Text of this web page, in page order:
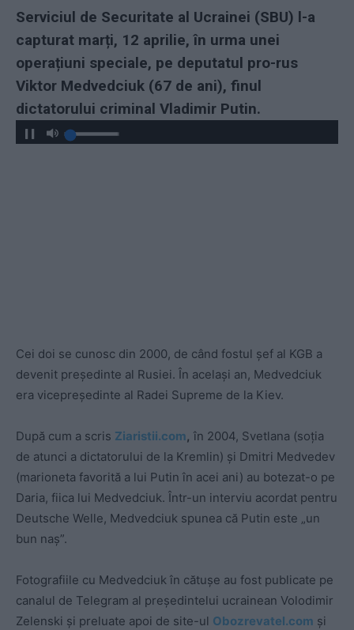
Serviciul de Securitate al Ucrainei (SBU) l-a
capturat marți, 12 aprilie, în urma unei
operațiuni speciale, pe deputatul pro-rus
Viktor Medvedciuk (67 de ani), finul
dictatorului criminal Vladimir Putin.
Cei doi se cunosc din 2000, de când fostul șef al KGB a
devenit președinte al Rusiei. În același an, Medvedciuk
era vicepreședinte al Radei Supreme de la Kiev.
După cum a scris Ziaristii.com, în 2004, Svetlana (soția
de atunci a dictatorului de la Kremlin) și Dmitri Medvedev
(marioneta favorită a lui Putin în acei ani) au botezat-o pe
Daria, fiica lui Medvedciuk. Într-un interviu acordat pentru
Deutsche Welle, Medvedciuk spunea că Putin este „un
bun naș”.
Fotografiile cu Medvedciuk în cătușe au fost publicate pe
canalul de Telegram al președintelui ucrainean Volodimir
Zelenski și preluate apoi de site-ul Obozrevatel.com și